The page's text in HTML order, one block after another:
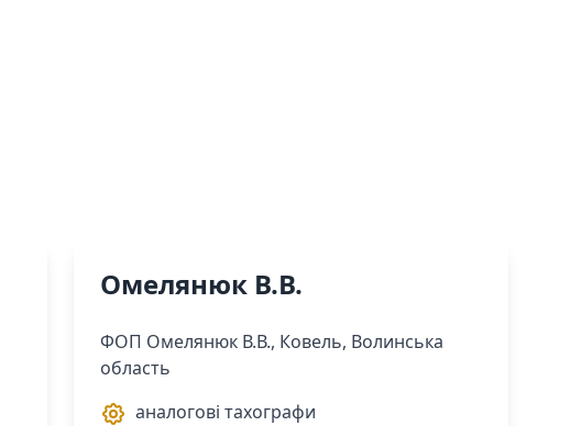
Омелянюк В.В.
ФОП Омелянюк В.В., Ковель, Волинська
область
аналогові тахографи